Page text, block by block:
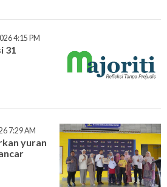
4:15 PM
31
7:29 AM
yuran